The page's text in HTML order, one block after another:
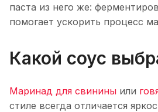
паста из него же:
помогает ускорить процесс
Какой соус
Маринад для свинины или
стиле всегда отличается